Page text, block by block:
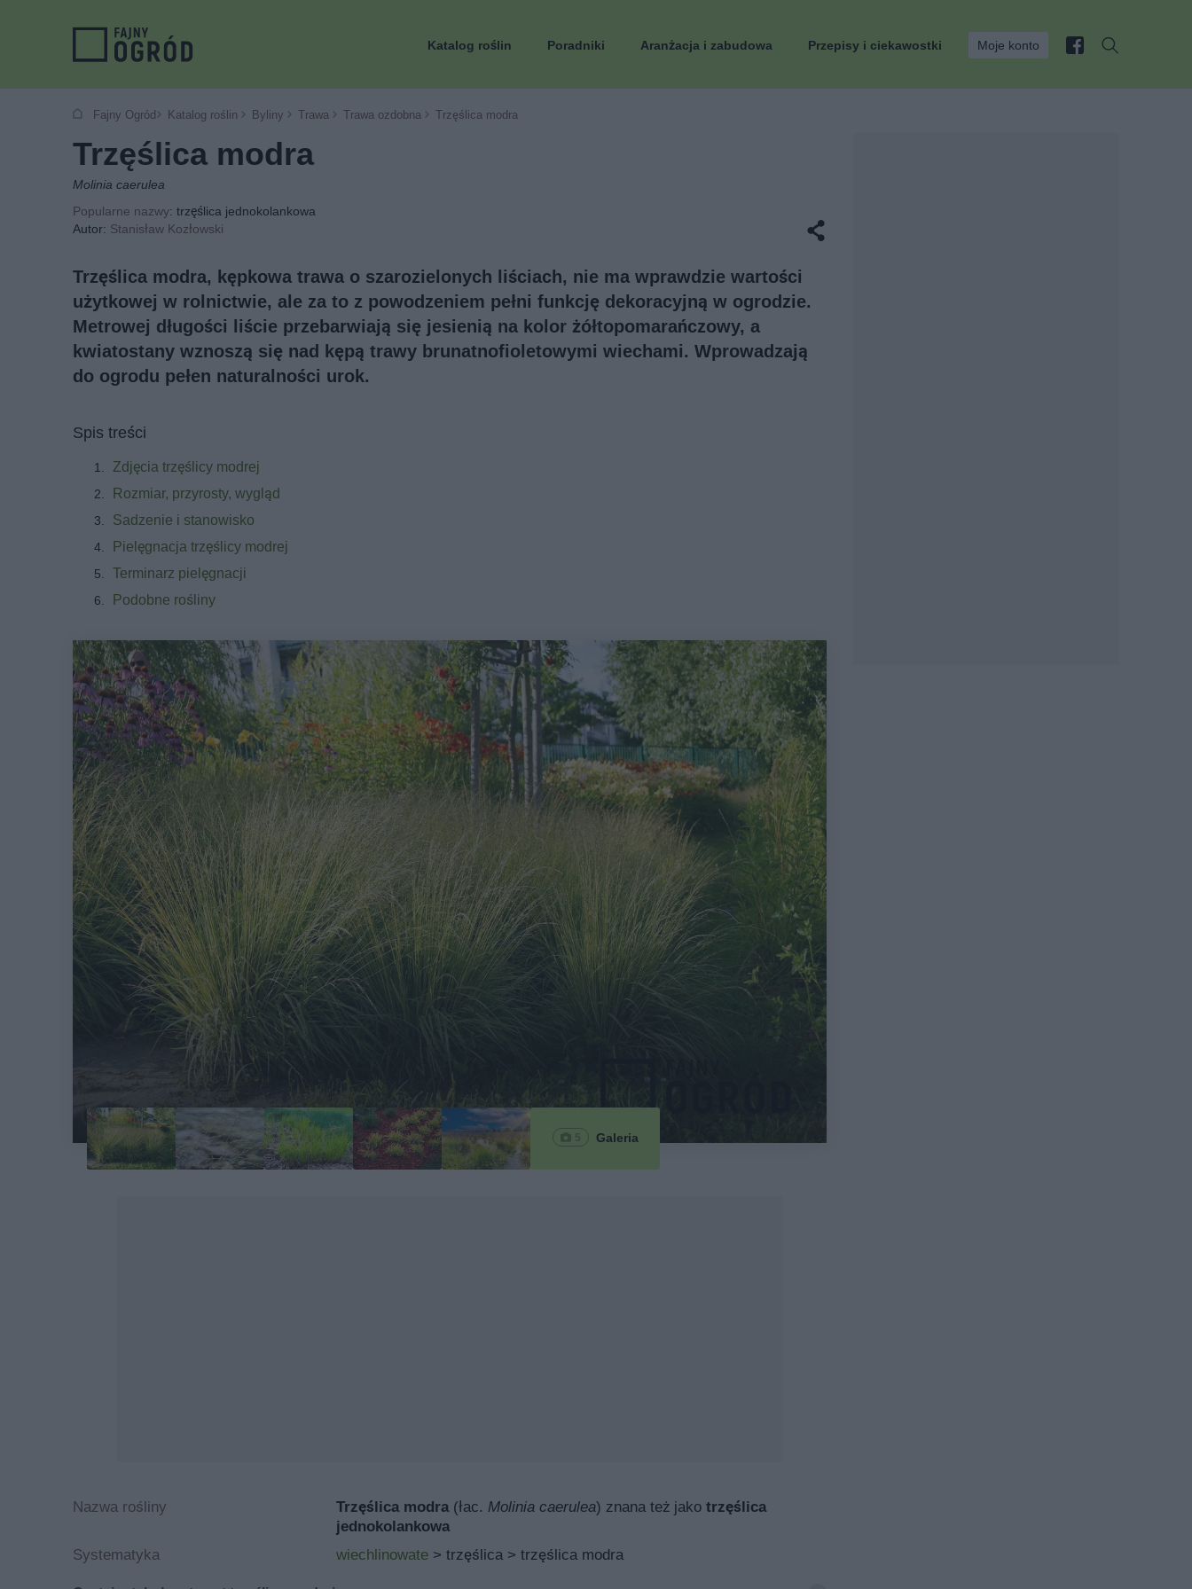
Katalog roślin Poradniki Aranżacja i zabudowa Przepisy i ciekawostki Moje konto
Fajny Ogród Katalog roślin Byliny Trawa Trawa ozdobna Trzęślica modra
Trzęślica modra
Molinia caerulea
Popularne nazwy: trzęślica jednokolankowa
Autor: Stanisław Kozłowski
Trzęślica modra, kępkowa trawa o szarozielonych liściach, nie ma wprawdzie wartości
użytkowej w rolnictwie, ale za to z powodzeniem pełni funkcję dekoracyjną w ogrodzie.
Metrowej długości liście przebarwiają się jesienią na kolor żółtopomarańczowy, a
kwiatostany wznoszą się nad kępą trawy brunatnofioletowymi wiechami. Wprowadzają
do ogrodu pełen naturalności urok.
Spis treści
Zdjęcia trzęślicy modrej
Rozmiar, przyrosty, wygląd
Sadzenie i stanowisko
Pielęgnacja trzęślicy modrej
Terminarz pielęgnacji
Podobne rośliny
5 Galeria
Nazwa rośliny Trzęślica modra(łac. Molinia caerulea) znana też jako trzęślica
jednokolankowa
Systematyka
wiechlinowate> trzęślica > trzęślica modra